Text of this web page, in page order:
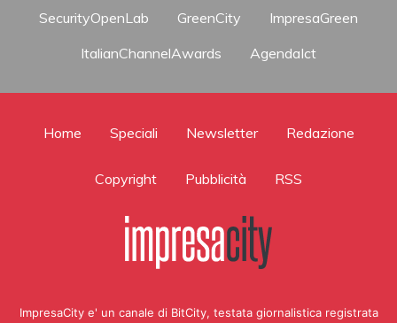
SecurityOpenLab
GreenCity
ImpresaGreen
ItalianChannelAwards
AgendaIct
Home Speciali Newsletter Redazione
Copyright Pubblicità RSS
ImpresaCity e' un canale di BitCity, testata giornalistica registrata